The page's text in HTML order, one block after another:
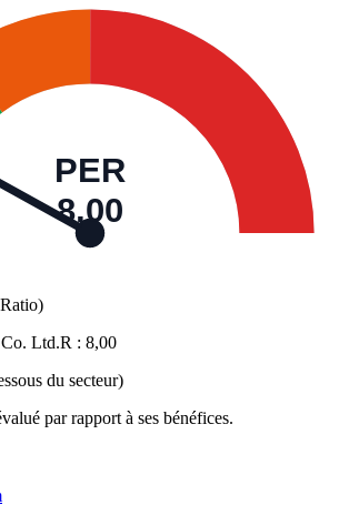
PER
8,00
Ltd.R : 8,00
du secteur)
par rapport à ses bénéfices.